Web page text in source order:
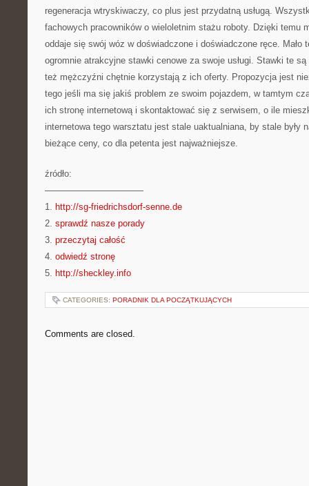
regeneracja wtryskiwaczy, co plus jest przydatną usługą.
fachowych pracowników o wieloletnim stażu roboty. Dzięki temu
oddaje się swój wóz w doświadczone i doświadczone ręce. Mało
ogromnie atrakcyjne stawki cenowe za swoje usługi. Stawki te
też mężczyźni chętnie korzystają z ich oferty. Propozycja jest
tego jeśli ma się jakiś problem ze swoim pojazdem, w tamtym
ich stronę internetową i skontaktować się z serwisem, o ile
internetowa tego warsztatu jest stale uaktualniana, by stale były
bieżące ceny, co dla petenta jest najważniejsze.
źródło:
———————————
1. http://sg-friedrichsdorf-senne.de
2. sprawdź nasze porady
3. przeczytaj całość
4. odwiedź stronę
5. http://sheckley.info
CATEGORIES: PORADNIK DLA POCZĄTKUJĄCYCH
Comments are closed.